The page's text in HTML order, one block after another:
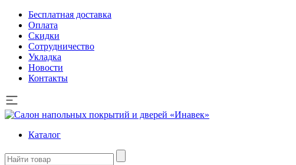
Бесплатная доставка
Оплата
Скидки
Сотрудничество
Укладка
Новости
Контакты
Каталог